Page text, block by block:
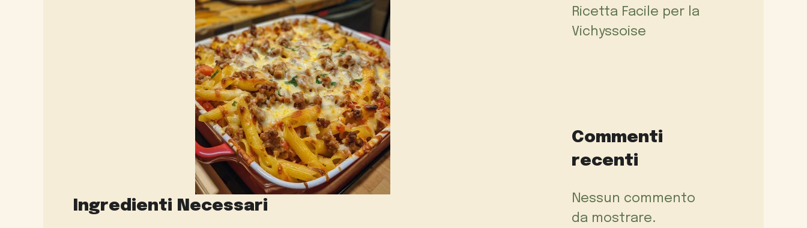
Ingredienti Necessari
Ricetta Facile per la
Vichyssoise
Commenti
recenti
Nessun commento
da mostrare.